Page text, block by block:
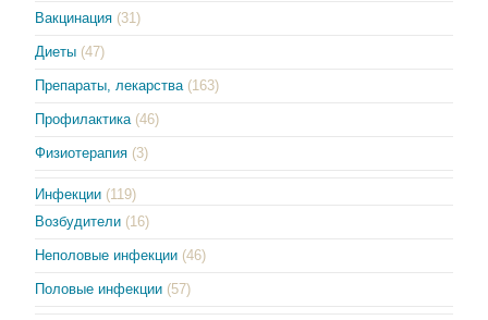
Вакцинация (31)
Диеты (47)
Препараты, лекарства (163)
Профилактика (46)
Физиотерапия (3)
Инфекции (119)
Возбудители (16)
Неполовые инфекции (46)
Половые инфекции (57)